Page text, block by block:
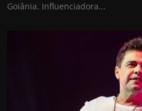
Goiânia. Influenciadora...